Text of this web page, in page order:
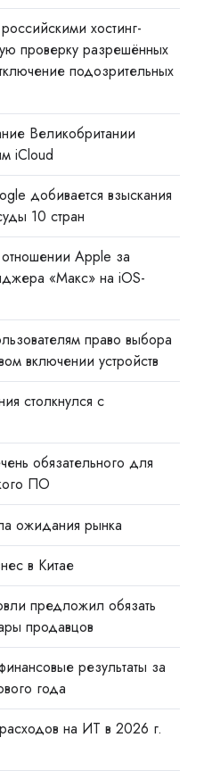
хостинг-
проверку разрешённых
подозрительных
Великобритании
iCloud
добивается взыскания
10 стран
Apple за
«Макс» на iOS-
право выбора
включении устройств
столкнулся с
обязательного для
ПО
ожидания рынка
в Китае
предложил обязать
продавцов
результаты за
года
на ИТ в 2026 г.